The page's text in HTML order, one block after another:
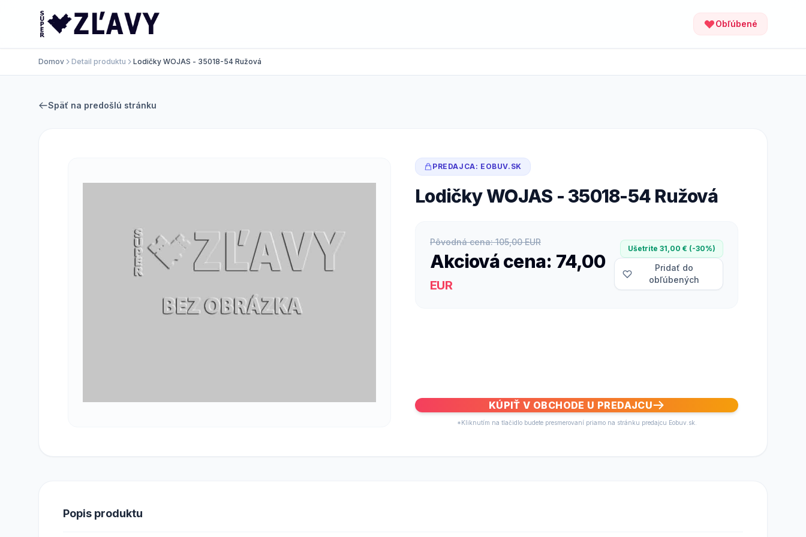
Obľúbené
Domov Detail produktu Lodičky WOJAS - 35018-54 Ružová
Späť na predošlú stránku
PREDAJCA: EOBUV.SK
Lodičky WOJAS - 35018-54 Ružová
Pôvodná cena: 105,00 EUR
Akciová cena: 74,00
EUR
Ušetrite 31,00 € (-30%)
Pridať do
obľúbených
KÚPIŤ V OBCHODE U PREDAJCU
*Kliknutím na tlačidlo budete presmerovaní priamo na stránku predajcu Eobuv.sk.
Popis produktu